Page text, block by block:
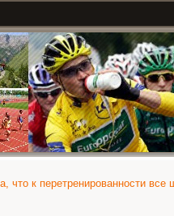
что к перетренированности